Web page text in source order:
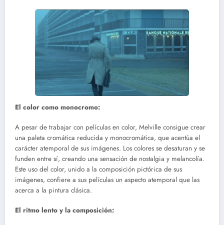
El color como monocromo:
A pesar de trabajar con películas en color, Melville consigue crear
una paleta cromática reducida y monocromática, que acentúa el
carácter atemporal de sus imágenes. Los colores se desaturan y se
funden entre sí, creando una sensación de nostalgia y melancolía.
Este uso del color, unido a la composición pictórica de sus
imágenes, confiere a sus películas un aspecto atemporal que las
acerca a la pintura clásica.
El ritmo lento y la composición: